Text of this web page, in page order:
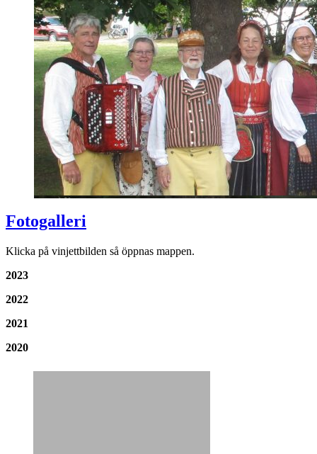
Fotogalleri
Klicka på vinjettbilden så öppnas mappen.
2023
2022
2021
2020